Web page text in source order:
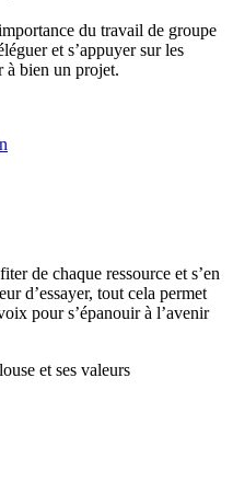
du travail de groupe
et s’appuyer sur les
à bien un projet.
de chaque ressource et s’en
d’essayer, tout cela permet
pour s’épanouir à l’avenir
et ses valeurs